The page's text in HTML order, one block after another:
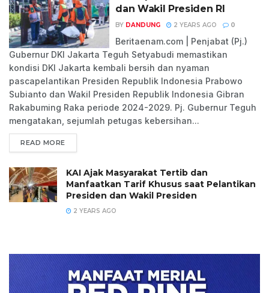
dan Wakil Presiden RI
BY DANDUNG 2 YEARS AGO 0
Beritaenam.com | Penjabat (Pj.)
Gubernur DKI Jakarta Teguh Setyabudi memastikan
kondisi DKI Jakarta kembali bersih dan nyaman
pascapelantikan Presiden Republik Indonesia Prabowo
Subianto dan Wakil Presiden Republik Indonesia Gibran
Rakabuming Raka periode 2024-2029. Pj. Gubernur Teguh
mengatakan, sejumlah petugas kebersihan...
READ MORE
KAI Ajak Masyarakat Tertib dan
Manfaatkan Tarif Khusus saat Pelantikan
Presiden dan Wakil Presiden
2 YEARS AGO